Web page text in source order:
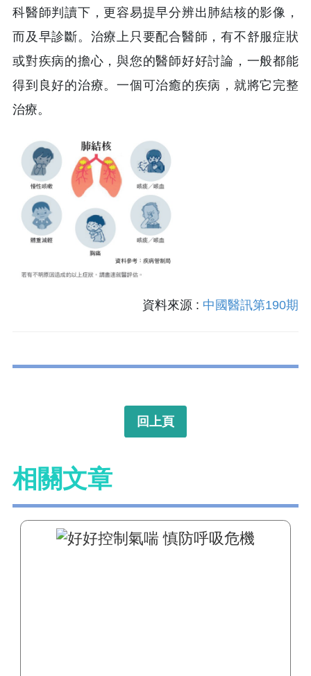
科醫師判讀下，更容易提早分辨出肺結核的影像，
而及早診斷。治療上只要配合醫師，有不舒服症狀
或對疾病的擔心，與您的醫師好好討論，一般都能
得到良好的治療。一個可治癒的疾病，就將它完整
治療。
資料來源 : 中國醫訊第190期
回上頁
相關文章